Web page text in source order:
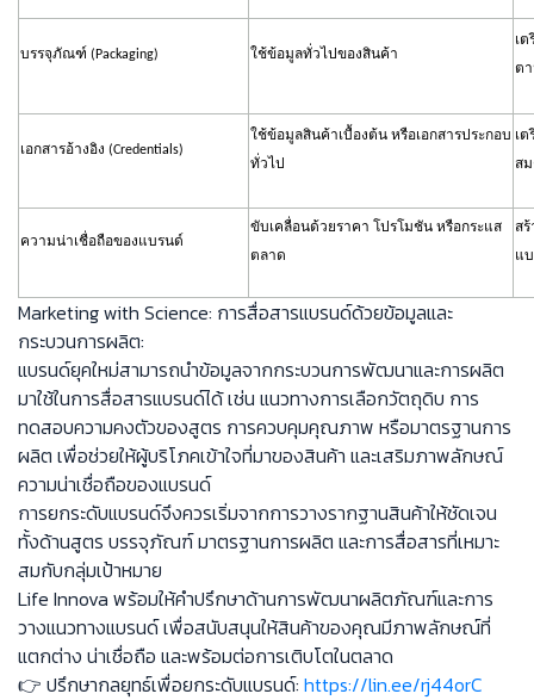
บรรจุภัณฑ์ (Packaging) ใช้ข้อมูลทั่วไปของสินค้า
เ
ต
เอกสารอ้างอิง (Credentials)
ใช้ข้อมูลสินค้าเบื้องต้น หรือเอกสารประกอบ
ทั่วไป
เ
ส
ความน่าเชื่อถือของแบรนด์
ขับเคลื่อนด้วยราคา โปรโมชัน หรือกระแส
ตลาด
ส
แ
Marketing with Science: การสื่อสารแบรนด์ด้วยข้อมูลและ
กระบวนการผลิต:
แบรนด์ยุคใหม่สามารถนำข้อมูลจากกระบวนการพัฒนาและการผลิต
มาใช้ในการสื่อสารแบรนด์ได้ เช่น แนวทางการเลือกวัตถุดิบ การ
ทดสอบความคงตัวของสูตร การควบคุมคุณภาพ หรือมาตรฐานการ
ผลิต เพื่อช่วยให้ผู้บริโภคเข้าใจที่มาของสินค้า และเสริมภาพลักษณ์
ความน่าเชื่อถือของแบรนด์
การยกระดับแบรนด์จึงควรเริ่มจากการวางรากฐานสินค้าให้ชัดเจน
ทั้งด้านสูตร บรรจุภัณฑ์ มาตรฐานการผลิต และการสื่อสารที่เหมาะ
สมกับกลุ่มเป้าหมาย
Life Innova พร้อมให้คำปรึกษาด้านการพัฒนาผลิตภัณฑ์และการ
วางแนวทางแบรนด์ เพื่อสนับสนุนให้สินค้าของคุณมีภาพลักษณ์ที่
แตกต่าง น่าเชื่อถือ และพร้อมต่อการเติบโตในตลาด
👉 ปรึกษากลยุทธ์เพื่อยกระดับแบรนด์: https://lin.ee/rj44orC